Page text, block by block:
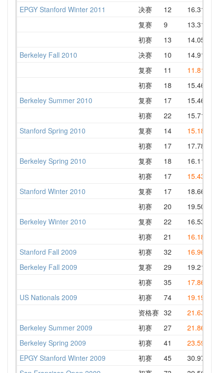
EPGY Stanford Winter 2011
决赛 12 16.31
复赛
9 13.31
初赛
13 14.05
Berkeley Fall 2010
决赛 10 14.91
复赛
11 11.81
初赛
18 15.46
Berkeley Summer 2010
复赛 17 15.46
初赛
22 15.71
Stanford Spring 2010
复赛 14 15.18
初赛
17 17.78
Berkeley Spring 2010
复赛 18 16.11
初赛
17 15.43
Stanford Winter 2010
复赛 17 18.66
初赛
20 19.50
Berkeley Winter 2010
复赛 22 16.53
初赛
21 16.18
Stanford Fall 2009
初赛 32 16.96
Berkeley Fall 2009
复赛 29 19.21
初赛
35 17.86
US Nationals 2009
初赛 74 19.19
资格赛 32 21.63
Berkeley Summer 2009
初赛 27 21.86
Berkeley Spring 2009
初赛 41 23.59
EPGY Stanford Winter 2009
初赛 45 30.97